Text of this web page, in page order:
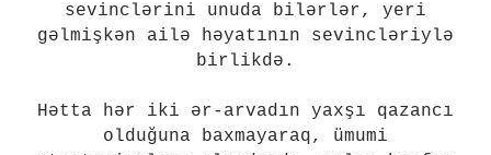
sevinclərini unuda bilərlər, yeri
gəlmişkən ailə həyatının sevincləriylə
birlikdə.
Hətta hər iki ər-arvadın yaxşı qazancı
olduğuna baxmayaraq, ümumi